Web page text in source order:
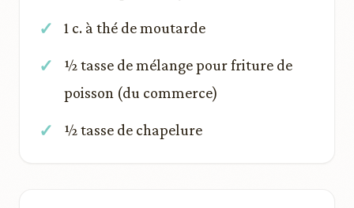
1 c. à thé de moutarde
½ tasse de mélange pour friture de
poisson (du commerce)
½ tasse de chapelure